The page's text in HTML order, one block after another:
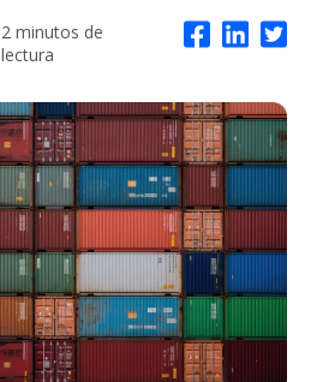
2 minutos de
lectura